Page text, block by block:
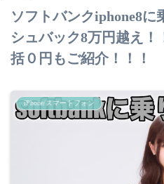
ソフトバンクiphone8に
シュバック8万円越え！
括０円もご紹介！！！
iPhone/スマートフォン